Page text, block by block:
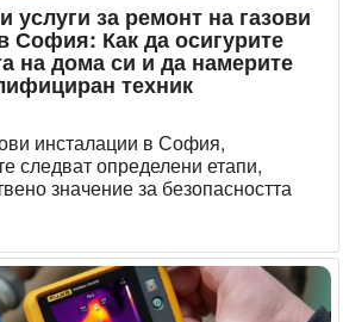
за ремонт на газови
София: Как да осигурите
на дома си и да намерите
техник
инсталации в София,
следват определени етапи,
значение за безопасността